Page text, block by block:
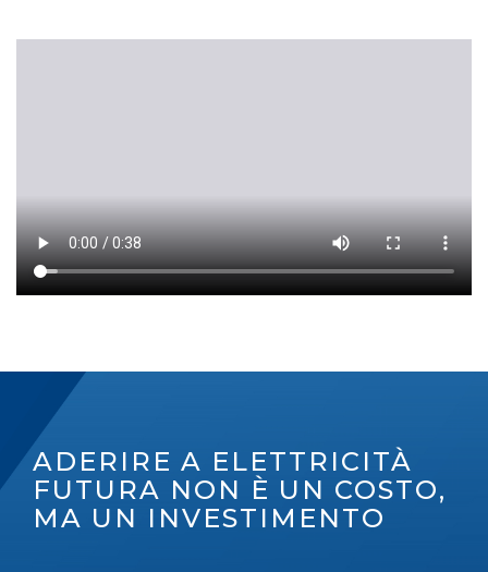
ADERIRE A ELETTRICITÀ
FUTURA NON È UN COSTO,
MA UN INVESTIMENTO